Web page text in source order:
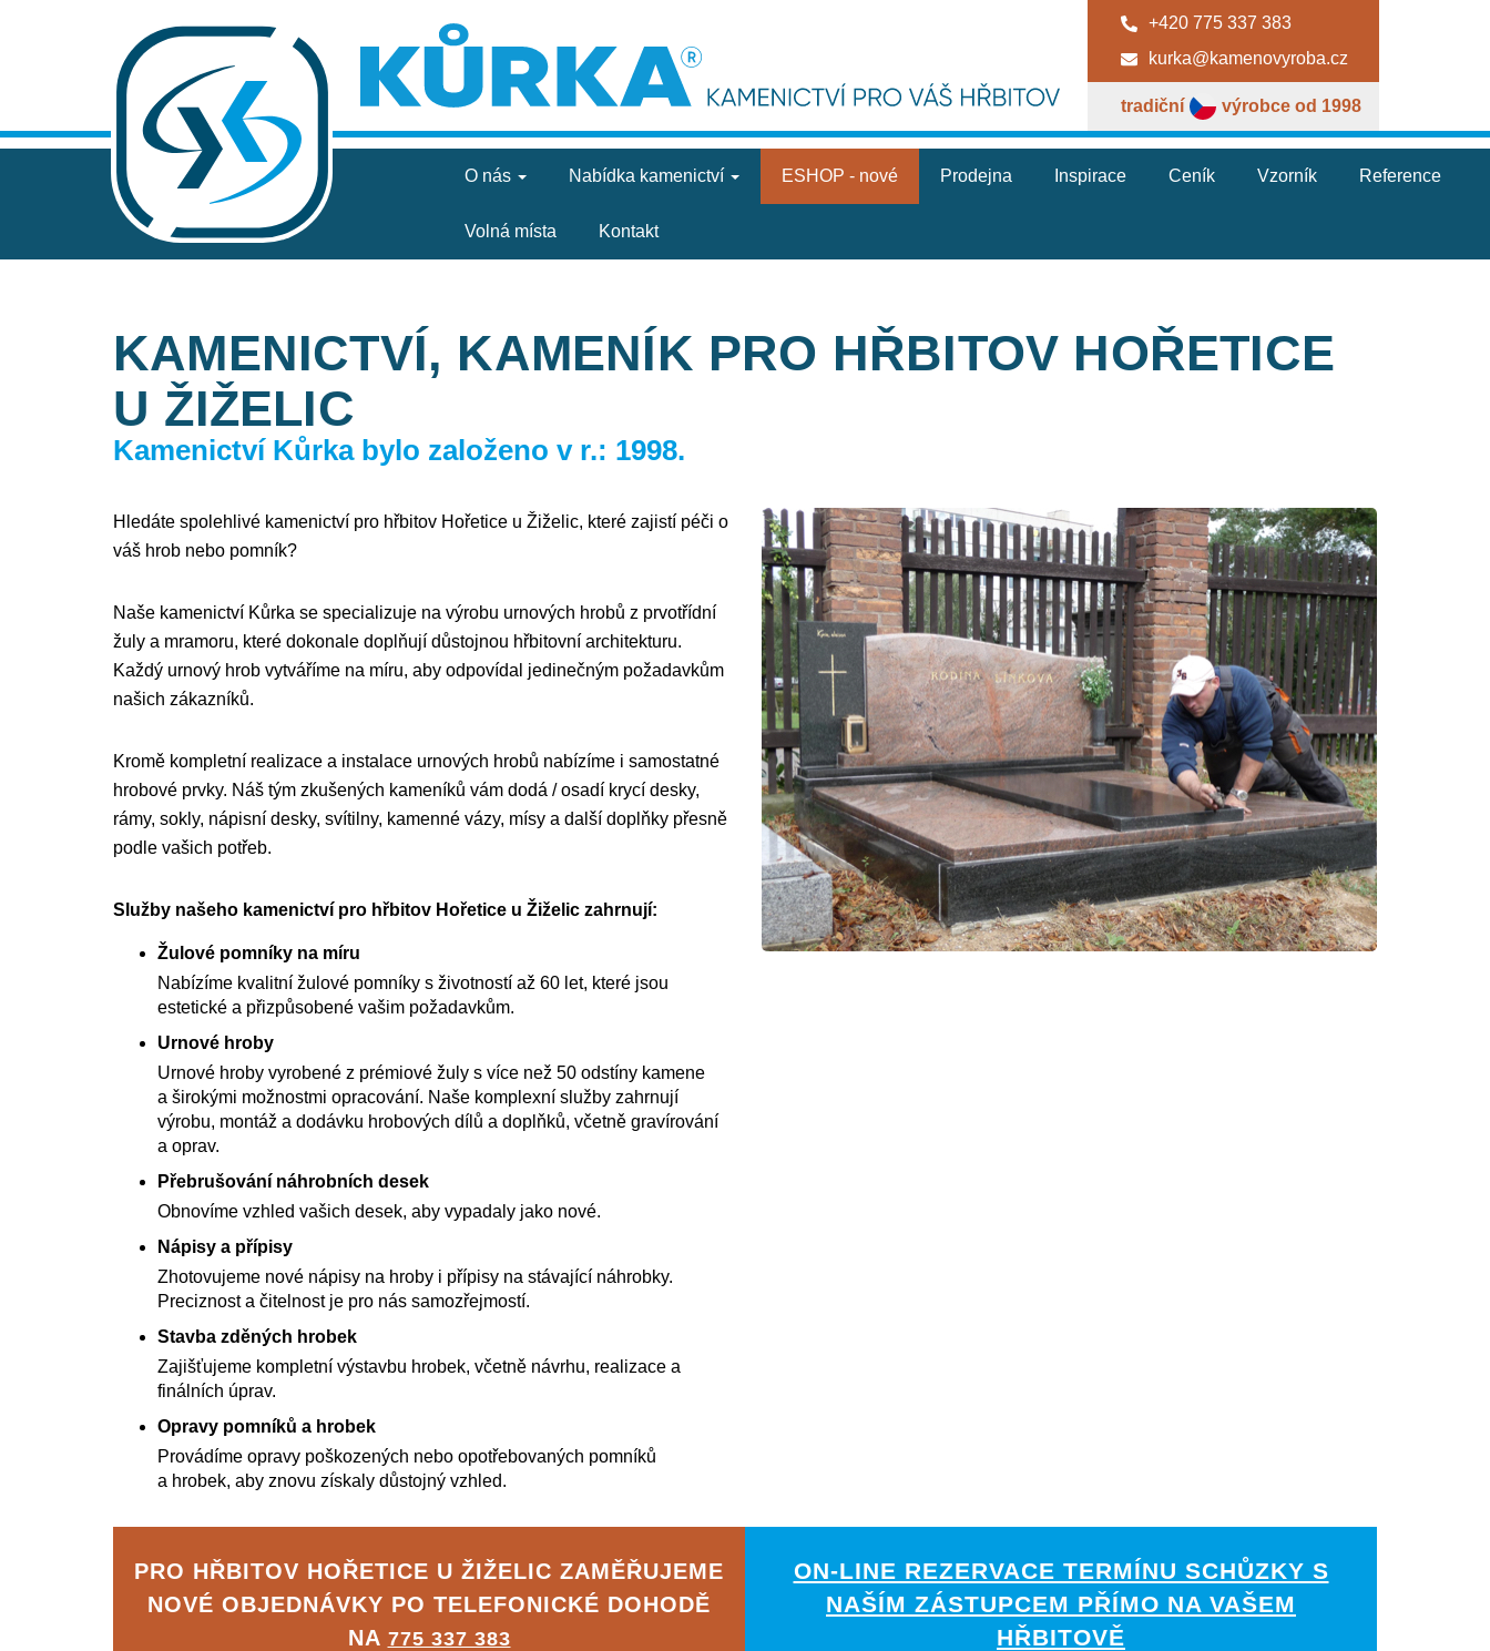
+420 775 337 383
kurka@kamenovyroba.cz
tradiční výrobce od 1998
O nás Nabídka kamenictví ESHOP - nové Prodejna Inspirace Ceník Vzorník Reference
Volná místa Kontakt
KAMENICTVÍ, KAMENÍK PRO HŘBITOV HOŘETICE
U ŽIŽELIC
Kamenictví Kůrka bylo založeno v r.: 1998.
Hledáte spolehlivé kamenictví pro hřbitov Hořetice u Žiželic, které zajistí péči o
váš hrob nebo pomník?
Naše kamenictví Kůrka se specializuje na výrobu urnových hrobů z prvotřídní
žuly a mramoru, které dokonale doplňují důstojnou hřbitovní architekturu.
Každý urnový hrob vytváříme na míru, aby odpovídal jedinečným požadavkům
našich zákazníků.
Kromě kompletní realizace a instalace urnových hrobů nabízíme i samostatné
hrobové prvky. Náš tým zkušených kameníků vám dodá / osadí krycí desky,
rámy, sokly, nápisní desky, svítilny, kamenné vázy, mísy a další doplňky přesně
podle vašich potřeb.
Služby našeho kamenictví pro hřbitov Hořetice u Žiželic zahrnují:
Žulové pomníky na míru
Nabízíme kvalitní žulové pomníky s životností až 60 let, které jsou
estetické a přizpůsobené vašim požadavkům.
Urnové hroby
Urnové hroby vyrobené z prémiové žuly s více než 50 odstíny kamene
a širokými možnostmi opracování. Naše komplexní služby zahrnují
výrobu, montáž a dodávku hrobových dílů a doplňků, včetně gravírování
a oprav.
Přebrušování náhrobních desek
Obnovíme vzhled vašich desek, aby vypadaly jako nové.
Nápisy a přípisy
Zhotovujeme nové nápisy na hroby i přípisy na stávající náhrobky.
Preciznost a čitelnost je pro nás samozřejmostí.
Stavba zděných hrobek
Zajišťujeme kompletní výstavbu hrobek, včetně návrhu, realizace a
finálních úprav.
Opravy pomníků a hrobek
Provádíme opravy poškozených nebo opotřebovaných pomníků
a hrobek, aby znovu získaly důstojný vzhled.
PRO HŘBITOV HOŘETICE U ŽIŽELIC ZAMĚŘUJEME
NOVÉ OBJEDNÁVKY PO TELEFONICKÉ DOHODĚ
NA 775 337 383
ON-LINE REZERVACE TERMÍNU SCHŮZKY S
NAŠÍM ZÁSTUPCEM PŘÍMO NA VAŠEM
HŘBITOVĚ